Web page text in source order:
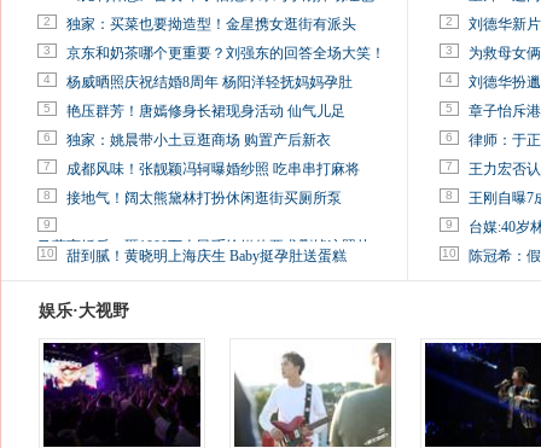
2 独家：买菜也要拗造型！金星携女逛街有派头
3 京东和奶茶哪个更重要？刘强东的回答全场大笑！
4 杨威晒照庆祝结婚8周年 杨阳洋轻抚妈妈孕肚
5 艳压群芳！唐嫣修身长裙现身活动 仙气儿足
6 独家：姚晨带小土豆逛商场 购置产后新衣
7 成都风味！张靓颖冯轲曝婚纱照 吃串串打麻将
8 接地气！阔太熊黛林打扮休闲逛街买厕所泵
9
马蓉离婚后，砸1000万人民币给媒体要求删掉这照片
10 甜到腻！黄晓明上海庆生 Baby挺孕肚送蛋糕
2 刘德华新
3 为救母女
4 刘德华扮
5 章子怡斥
6 律师：于
7 王力宏否
8 王刚自曝7
9 台媒:40岁
10 陈冠希：
娱乐·大视野